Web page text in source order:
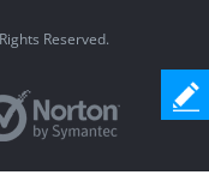
Reserved.